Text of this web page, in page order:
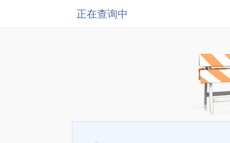
正在查询中